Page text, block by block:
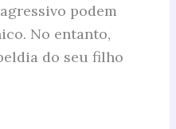
podem
No entanto,
do seu filho